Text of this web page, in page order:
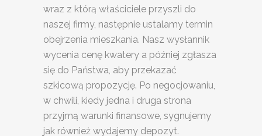
wraz z którą właściciele przyszli do
naszej firmy, następnie ustalamy termin
obejrzenia mieszkania. Nasz wysłannik
wycenia cenę kwatery a później zgłasza
się do Państwa, aby przekazać
szkicową propozycję. Po negocjowaniu,
w chwili, kiedy jedna i druga strona
przyjmą warunki finansowe, sygnujemy
jak również wydajemy depozyt.